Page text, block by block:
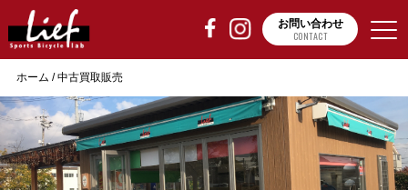
お問い合わせ
CONTACT
ホーム /中古買取販売